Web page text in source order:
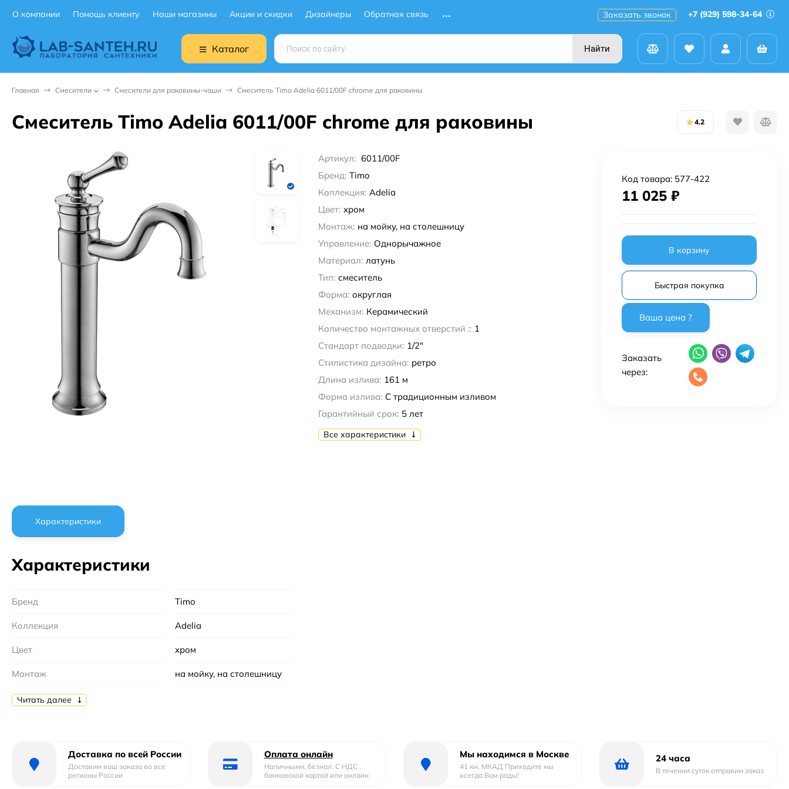
О компании Помощь клиенту Наши магазины Акции и скидки Дизайнеры Обратная связь Заказать звонок +7 (929) 598-34-64
Каталог Найти
Главная Смесители Смесители для раковины-чаши Смеситель Timo Adelia 6011/00F chrome для раковины
Смеситель Timo Adelia 6011/00F chrome для раковины 4.2
Артикул: 6011/00F
Бренд: Timo
Коллекция: Adelia
Цвет: хром
Монтаж: на мойку, на столешницу
Управление: Однорычажное
Материал: латунь
Тип: смеситель
Форма: округлая
Механизм: Керамический
Количество монтажных отверстий :: 1
Стандарт подводки: 1/2"
Стилистика дизайна: ретро
Длина излива: 161 м
Форма излива: С традиционным изливом
Гарантийный срок: 5 лет
Все характеристики
Код товара: 577-422
11 025 ₽
В корзину
Быстрая покупка
Заказать
через:
Характеристики
Характеристики
Бренд Timo
Коллекция Adelia
Цвет хром
Монтаж на мойку, на столешницу
Управление
Форма
Читать далее
Доставка по всей России
Доставим ваш заказа во все
регионы России
Оплата онлайн
Наличными, безнал. С НДС ,
банковской картой или онлайн
Мы находимся в Москве
41 км. МКАД Приходите мы
всегда Вам рады!
24 часа
В течении суток отправим заказ